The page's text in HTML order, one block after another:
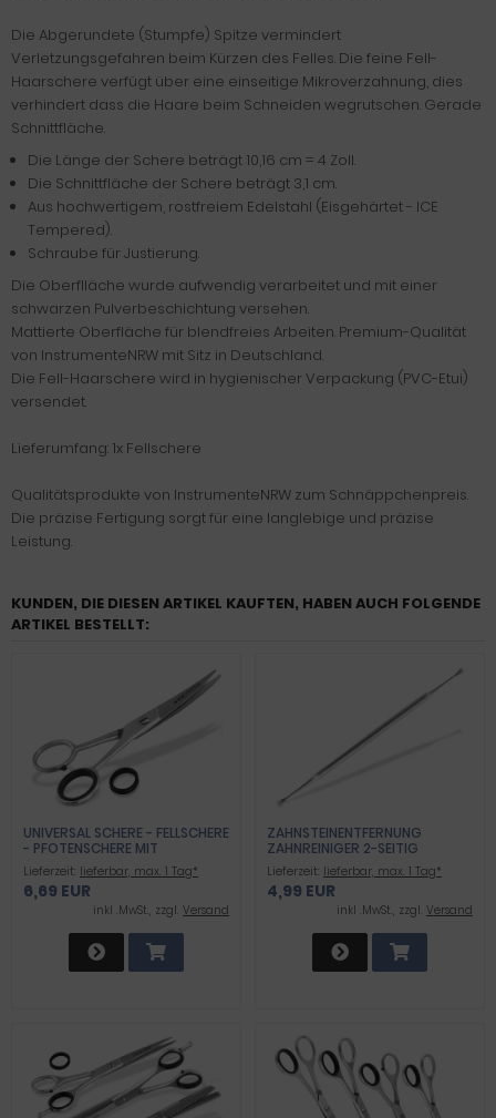
Die Abgerundete (Stumpfe) Spitze vermindert
Verletzungsgefahren beim Kürzen des Felles. Die feine Fell-
Haarschere verfügt über eine einseitige Mikroverzahnung, dies
verhindert dass die Haare beim Schneiden wegrutschen. Gerade
Schnittfläche.
Die Länge der Schere beträgt 10,16 cm = 4 Zoll.
Die Schnittfläche der Schere beträgt 3,1 cm.
Aus hochwertigem, rostfreiem Edelstahl (Eisgehärtet - ICE
Tempered).
Schraube für Justierung.
Die Oberflläche wurde aufwendig verarbeitet und mit einer
schwarzen Pulverbeschichtung versehen.
Mattierte Oberfläche für blendfreies Arbeiten. Premium-Qualität
von InstrumenteNRW mit Sitz in Deutschland.
Die Fell-Haarschere wird in hygienischer Verpackung (PVC-Etui)
versendet.
Lieferumfang: 1x Fellschere
Qualitätsprodukte von InstrumenteNRW zum Schnäppchenpreis.
Die präzise Fertigung sorgt für eine langlebige und präzise
Leistung.
KUNDEN, DIE DIESEN ARTIKEL KAUFTEN, HABEN AUCH FOLGENDE
ARTIKEL BESTELLT:
UNIVERSAL SCHERE - FELLSCHERE
- PFOTENSCHERE MIT
GEBOGENER SCHNI
Lieferzeit: lieferbar, max. 1 Tag*
6,69 EUR
inkl .MwSt., zzgl. Versand
ZAHNSTEINENTFERNUNG
ZAHNREINIGER 2-SEITIG
Lieferzeit: lieferbar, max. 1 Tag*
4,99 EUR
inkl .MwSt., zzgl. Versand